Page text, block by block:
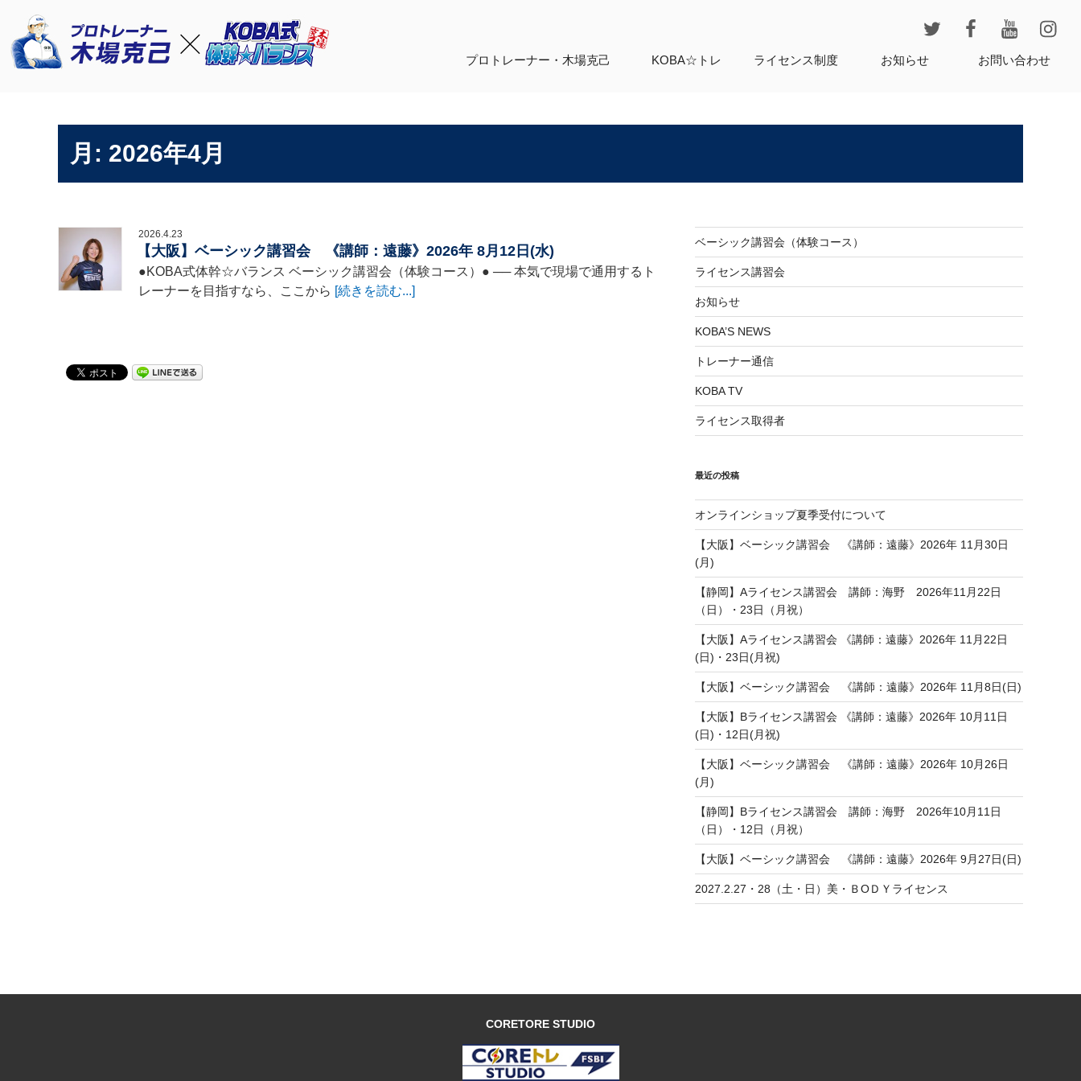
プロトレーナー・ 木場克己 KOBA☆トレ ライセンス制度 お知らせ お問い合わせ
月: 2026年4月
2026.4.23
【大阪】ベーシック講習会 《講師：遠藤》2026年 8月12日(水)
●KOBA式体幹☆バランス ベーシック講習会（体験コース）● ── 本気で現場で通用するト
レーナーを目指すなら、ここから [続きを読む...]
ベーシック講習会（体験コース）
ライセンス講習会
お知らせ
KOBA’S NEWS
トレーナー通信
KOBA TV
ライセンス取得者
最近の投稿
オンラインショップ夏季受付について
【大阪】ベーシック講習会 《講師：遠藤》2026年 11月30日
(月)
【静岡】Aライセンス講習会 講師：海野 2026年11月22日
（日）・23日（月祝）
【大阪】Aライセンス講習会 《講師：遠藤》2026年 11月22日
(日)・23日(月祝)
【大阪】ベーシック講習会 《講師：遠藤》2026年 11月8日(日)
【大阪】Bライセンス講習会 《講師：遠藤》2026年 10月11日
(日)・12日(月祝)
【大阪】ベーシック講習会 《講師：遠藤》2026年 10月26日
(月)
【静岡】Bライセンス講習会 講師：海野 2026年10月11日
（日）・12日（月祝）
【大阪】ベーシック講習会 《講師：遠藤》2026年 9月27日(日)
2027.2.27・28（土・日）美・ＢОＤＹライセンス
CORETORE STUDIO